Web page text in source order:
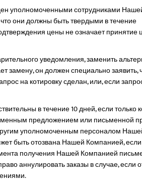
уполномоченными сотрудниками
они должны быть твердыми в течение
цены не означает принятие
уведомления, заменить
замену, он должен специально заявить,
на котировку сделан, или, если
в течение 10 дней, если только
предложением или письменной
уполномоченным персоналом
быть отозвана Нашей Компанией,
получения Нашей Компанией
аннулировать заказы в случае, если